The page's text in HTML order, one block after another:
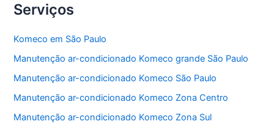
c
e
b
o
o
k
itt
er s
A
p
p
Serviços
Komeco em São Paulo
Manutenção ar-condicionado Komeco grande São Paulo
Manutenção ar-condicionado Komeco São Paulo
Manutenção ar-condicionado Komeco Zona Centro
Manutenção ar-condicionado Komeco Zona Sul